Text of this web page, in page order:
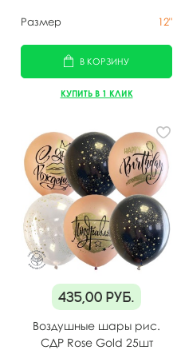
Размер 12"
В КОРЗИНУ
КУПИТЬ В 1 КЛИК
435,00 руб.
Воздушные шары рис.
СДР Rose Gold 25шт